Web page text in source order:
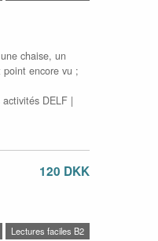
chaise, un
encore vu ;
DELF |
120 DKK
Lectures faciles B2